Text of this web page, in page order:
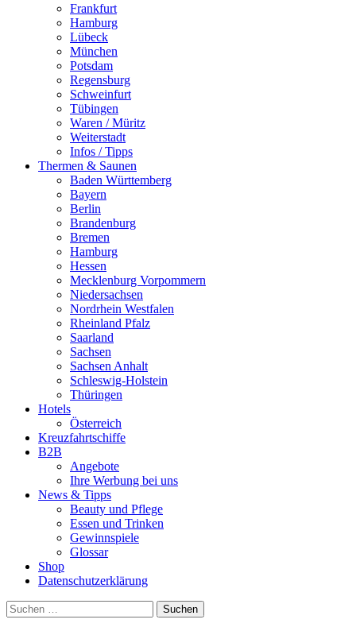
Frankfurt
Hamburg
Lübeck
München
Potsdam
Regensburg
Schweinfurt
Tübingen
Waren / Müritz
Weiterstadt
Infos / Tipps
Thermen & Saunen
Baden Württemberg
Bayern
Berlin
Brandenburg
Bremen
Hamburg
Hessen
Mecklenburg Vorpommern
Niedersachsen
Nordrhein Westfalen
Rheinland Pfalz
Saarland
Sachsen
Sachsen Anhalt
Schleswig-Holstein
Thüringen
Hotels
Österreich
Kreuzfahrtschiffe
B2B
Angebote
Ihre Werbung bei uns
News & Tipps
Beauty und Pflege
Essen und Trinken
Gewinnspiele
Glossar
Shop
Datenschutzerklärung
Suchen
nach: